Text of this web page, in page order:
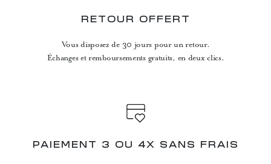
RETOUR OFFERT
Vous disposez de 30 jours pour un retour.
Échanges et remboursements gratuits, en deux clics.
PAIEMENT 3 OU 4X SANS FRAIS